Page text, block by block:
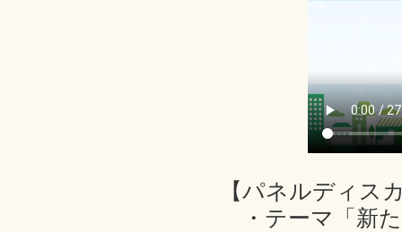
【パネルディス
・テーマ「新た